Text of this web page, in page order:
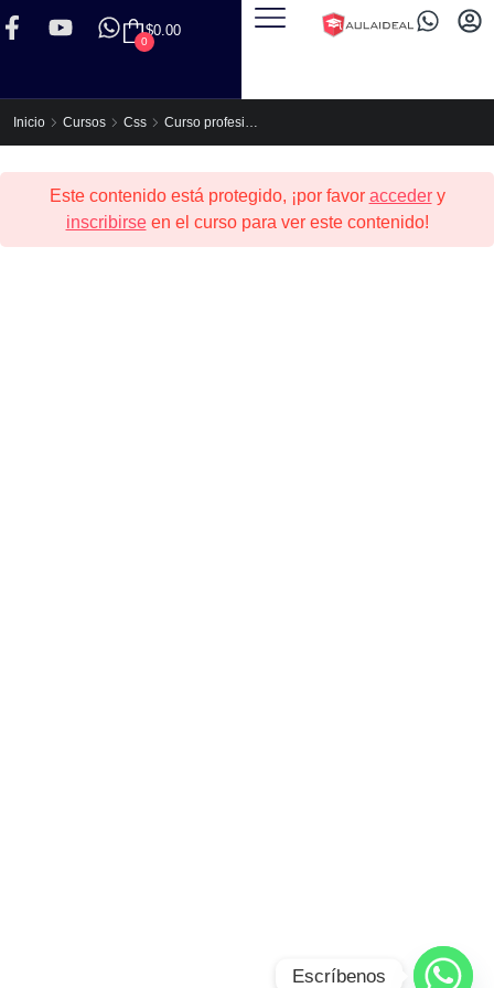
$0.00
0
Inicio Cursos Css Curso profesional de HTML5 y CSS3
Este contenido está protegido, ¡por favor accedery
inscribirseen el curso para ver este contenido!
Escríbenos